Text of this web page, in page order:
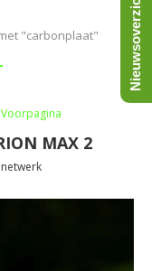
"carbonplaat"
Voorpagina
MAX 2
Nieuwsoverzicht